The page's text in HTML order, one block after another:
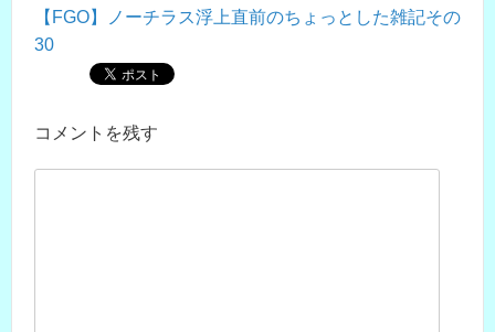
【FGO】ノーチラス浮上直前のちょっとした雑記その
30
コメントを残す